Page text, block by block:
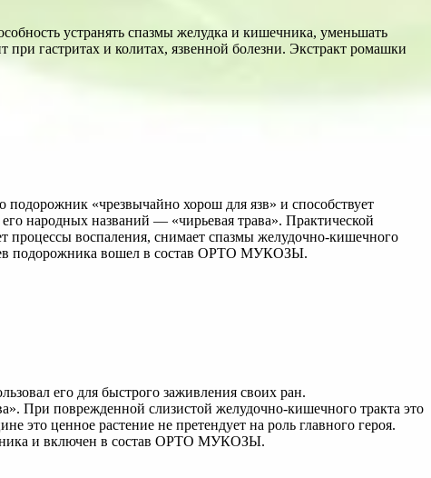
устранять спазмы желудка и кишечника, уменьшать
гастритах и колитах, язвенной болезни. Экстракт ромашки
«чрезвычайно хорош для язв» и способствует
народных названий — «чирьевая трава». Практической
процессы воспаления, снимает спазмы желудочно-кишечного
подорожника вошел в состав ОРТО МУКОЗЫ.
его для быстрого заживления своих ран.
При поврежденной слизистой желудочно-кишечного тракта это
это ценное растение не претендует на роль главного героя.
и включен в состав ОРТО МУКОЗЫ.